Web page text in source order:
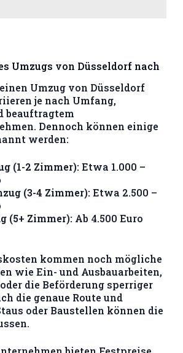
Umzugs von Düsseldorf nach
Umzug von Düsseldorf
je nach Umfang,
beauftragtem
Dennoch können einige
werden:
(1-2 Zimmer):Etwa 1.000 –
(3-4 Zimmer):Etwa 2.500 –
(5+ Zimmer):Ab 4.500 Euro
kommen noch mögliche
wie Ein- und Ausbauarbeiten,
die Beförderung sperriger
die genaue Route und
oder Baustellen können die